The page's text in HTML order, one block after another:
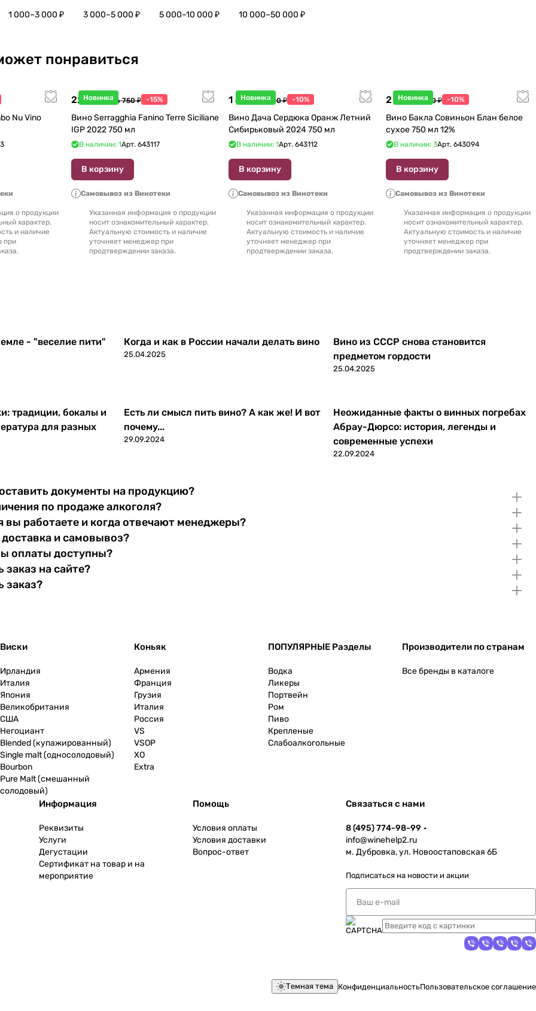
1 000–3 000 ₽ 3 000–5 000 ₽ 5 000–10 000 ₽ 10 000–50 000 ₽
понравиться
Nu Vino
о продукции
характер.
и наличие
при
Новинка
22 738 ₽26 750 ₽ -15%
Вино Serragghia Fanino Terre Siciliane
IGP 2022 750 мл
В наличии: 1Арт. 643117
В корзину
Самовывоз из Винотеки
Указанная информация о продукции
носит ознакомительный характер.
Актуальную стоимость и наличие
уточняет менеджер при
продтверждении заказа.
Новинка
1 440 ₽1 600 ₽ -10%
Вино Дача Сердюка Оранж Летний
Сибирьковый 2024 750 мл
В наличии: 1Арт. 643112
В корзину
Самовывоз из Винотеки
Указанная информация о продукции
носит ознакомительный характер.
Актуальную стоимость и наличие
уточняет менеджер при
продтверждении заказа.
Новинка
2 115 ₽2 350 ₽ -10%
Вино Бакла Совиньон Блан белое
сухое 750 мл 12%
В наличии: 3Арт. 643094
В корзину
Самовывоз из Винотеки
Указанная информация о продукции
носит ознакомительный характер.
Актуальную стоимость и наличие
уточняет менеджер при
продтверждении заказа.
- "веселие пити" Когда и как в России начали делать вино
25.04.2025
Вино из СССР снова становится
предметом гордости
25.04.2025
традиции, бокалы и
для разных
Есть ли смысл пить вино? А как же! И вот
почему...
29.09.2024
Неожиданные факты о винных погребах
Абрау-Дюрсо: история, легенды и
современные успехи
22.09.2024
документы на продукцию?
по продаже алкоголя?
вы работаете и когда отвечают менеджеры?
доставка и самовывоз?
оплаты доступны?
на сайте?
заказ?
Виски
Ирландия
Италия
Япония
Великобритания
США
Негоциант
Blended (купажированный)
Single malt (односолодовый)
Bourbon
Pure Malt (смешанный
солодовый)
Коньяк
Армения
Франция
Грузия
Италия
Россия
VS
VSOP
XO
Extra
ПОПУЛЯРНЫЕ Разделы
Водка
Ликеры
Портвейн
Ром
Пиво
Крепленые
Слабоалкогольные
Производители по странам
Все бренды в каталоге
Информация
Реквизиты
Услуги
Дегустации
Сертификат на товар и на
мероприятие
Помощь
Условия оплаты
Условия доставки
Вопрос-ответ
Связаться с нами
8 (495) 774-98-99
info@winehelp2.ru
м. Дубровка, ул. Новоостаповская 6Б
Подписаться на новости и акции
Темная тема КонфиденциальностьПользовательское соглашение